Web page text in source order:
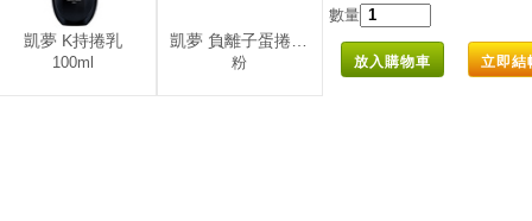
凱夢 K持捲乳
100ml 粉
數量
放入購物車 立即結